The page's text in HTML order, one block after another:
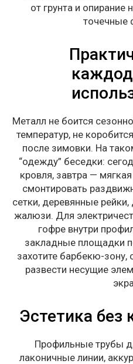
от грунта и опирание
точечные
Металл не боится
температур, не
после зимовки. На
“одежду” беседки:
кровля, завтра —
смонтировать
сетки, деревянные
жалюзи. Для
гофре внутри
закладные площадки
захотите барбекю-зону,
развести несущие
Эстетика без
Профильные трубы
лаконичные линии,